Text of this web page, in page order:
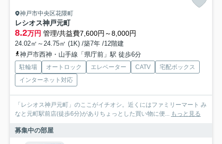
神戸市中央区花隈町
レシオス神戸元町
8.2万円 管理/共益費7,600円～8,000円
24.02㎡～24.75㎡ (1K) /築7年 /12階建
神戸市西神・山手線「県庁前」駅 徒歩6分
駐輪場 オートロック エレベーター CATV
宅配ボックス
インターネット対応
「レシオス神戸元町」のここがイチオシ。近くにはファミリーマート み
なと元町駅前店(徒歩6分)がありちょっとした買い物に便... もっと見る
募集中の部屋